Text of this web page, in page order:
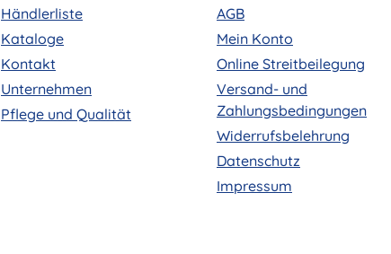
Händlerliste
Kataloge
Kontakt
Unternehmen
Pflege und Qualität
AGB
Mein Konto
Online Streitbeilegung
Versand- und
Zahlungsbedingungen
Widerrufsbelehrung
Datenschutz
Impressum